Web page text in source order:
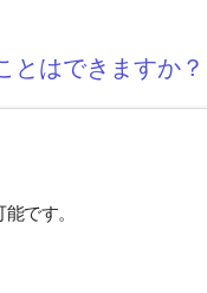
とはできますか？
です。